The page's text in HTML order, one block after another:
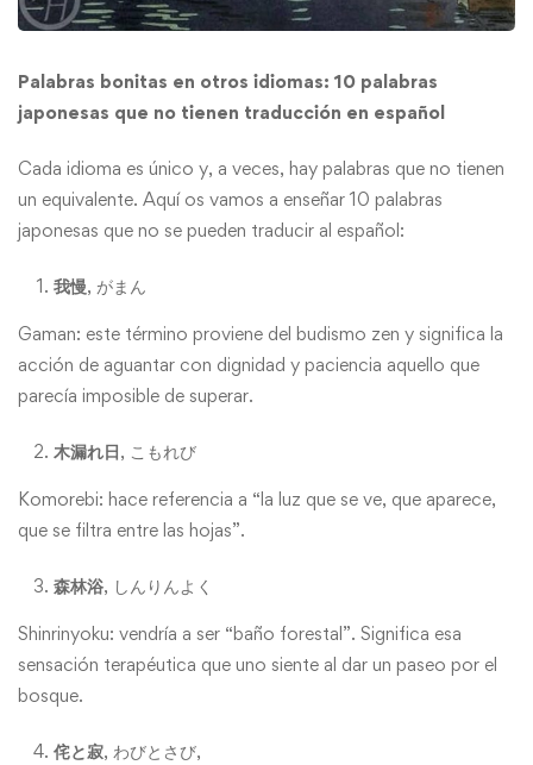
Palabras bonitas en otros idiomas: 10 palabras
japonesas que no tienen traducción en español
Cada idioma es único y, a veces, hay palabras que no tienen
un equivalente. Aquí os vamos a enseñar 10 palabras
japonesas que no se pueden traducir al español:
我慢, がまん
Gaman: este término proviene del budismo zen y significa la
acción de aguantar con dignidad y paciencia aquello que
parecía imposible de superar.
木漏れ日, こもれび
Komorebi: hace referencia a “la luz que se ve, que aparece,
que se filtra entre las hojas”.
森林浴, しんりんよく
Shinrinyoku: vendría a ser “baño forestal”. Significa esa
sensación terapéutica que uno siente al dar un paseo por el
bosque.
侘と寂, わびとさび,